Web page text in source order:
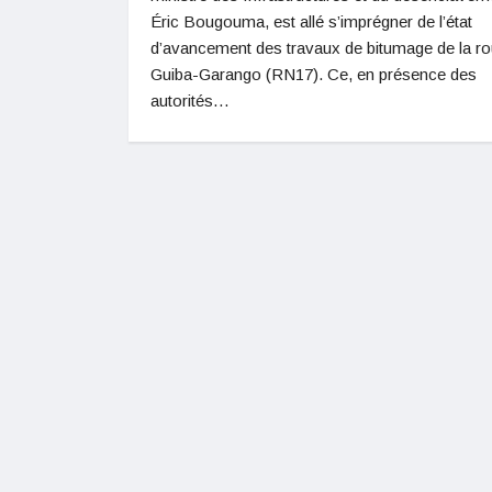
Éric Bougouma, est allé s’imprégner de l’état
d’avancement des travaux de bitumage de la
Guiba-Garango (RN17). Ce, en présence des
autorités…